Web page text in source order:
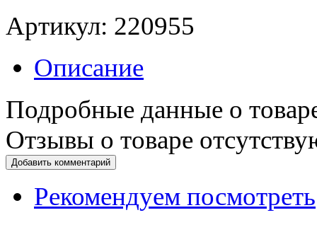
Артикул: 220955
Описание
Подробные данные о
Отзывы о товаре
Добавить комментарий
Рекомендуем посмотреть